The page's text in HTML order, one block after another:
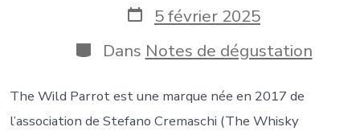
publication
Date
de
publication
5 février 2025
Catégories
Dans Notes de dégustation
The Wild Parrot est une marque née en 2017 de
l’association de Stefano Cremaschi (The Whisky